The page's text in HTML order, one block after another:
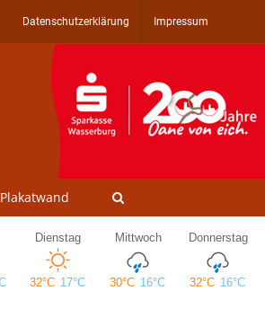
Datenschutzerklärung Impressum
Plakatwand